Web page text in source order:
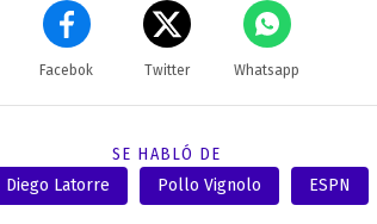
Facebok Twitter Whatsapp
SE HABLÓ DE
Diego Latorre Pollo Vignolo ESPN